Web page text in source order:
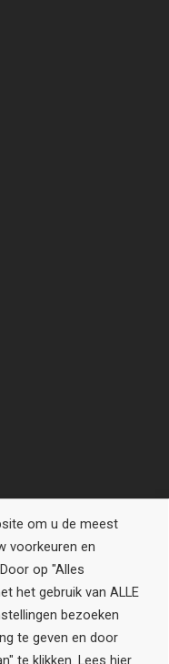
om u de meest
voorkeuren en
op "Alles
het gebruik van ALLE
bezoeken
te geven en door
te klikken. Lees hier